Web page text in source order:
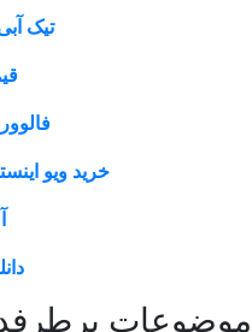
تیک آبی
قیمت
فالوور
خرید ویو
دانلود